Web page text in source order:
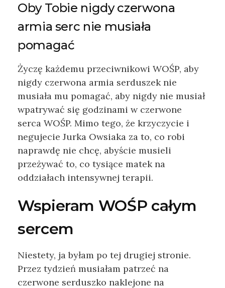
Oby Tobie nigdy czerwona
armia serc nie musiała
pomagać
Życzę każdemu przeciwnikowi WOŚP, aby
nigdy czerwona armia serduszek nie
musiała mu pomagać, aby nigdy nie musiał
wpatrywać się godzinami w czerwone
serca WOŚP. Mimo tego, że krzyczycie i
negujecie Jurka Owsiaka za to, co robi
naprawdę nie chcę, abyście musieli
przeżywać to, co tysiące matek na
oddziałach intensywnej terapii.
Wspieram WOŚP całym
sercem
Niestety, ja byłam po tej drugiej stronie.
Przez tydzień musiałam patrzeć na
czerwone serduszko naklejone na